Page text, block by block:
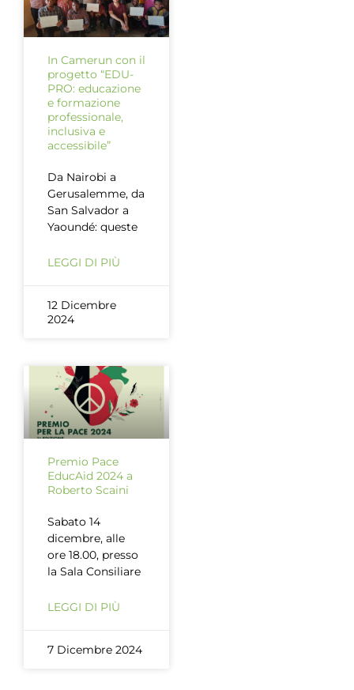
In Camerun con il
progetto “EDU-
PRO: educazione
e formazione
professionale,
inclusiva e
accessibile”
Da Nairobi a
Gerusalemme, da
San Salvador a
Yaoundé: queste
LEGGI DI PIÙ
12 Dicembre
2024
Premio Pace
EducAid 2024 a
Roberto Scaini
Sabato 14
dicembre, alle
ore 18.00, presso
la Sala Consiliare
LEGGI DI PIÙ
7 Dicembre 2024